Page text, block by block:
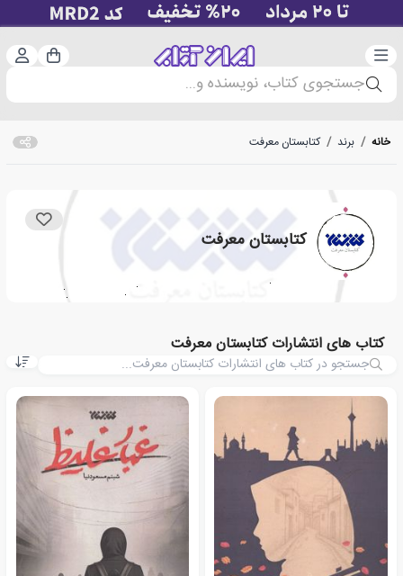
دسته‌بندی سبد
جستجوی کتاب، نویسنده و...
خانه / برند / کتابستان معرفت
کتابستان معرفت
کتاب های انتشارات کتابستان معرفت